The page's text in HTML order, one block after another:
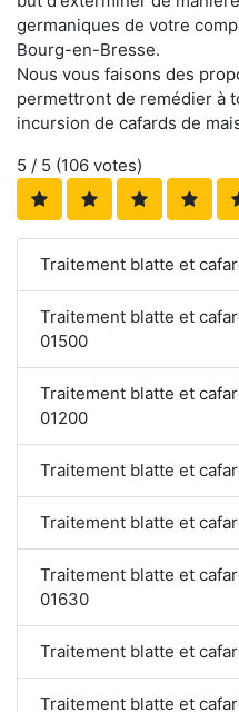
germaniques de votre
Bourg-en-Bresse.
Nous vous faisons des
permettront de remédier à
incursion de cafards de
5 / 5 (106 votes)
Traitement blatte et
Traitement blatte et
01500
Traitement blatte et
01200
Traitement blatte et
Traitement blatte et
Traitement blatte et
01630
Traitement blatte et
Traitement blatte et